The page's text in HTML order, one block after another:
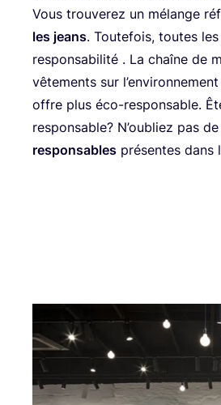
Vous trou­ve­rez un mélange
les jeans. Tou­te­fois, toutes
res­pon­sa­bi­li­té . La chaîne de
vête­ments sur
offre plus éco-res­pon­sable.
res­pon­sable? N’ou­bliez pas
res­pon­sables pré­sentes dans